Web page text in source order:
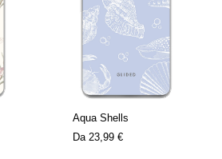
Aqua Shells
Da 23,99 €